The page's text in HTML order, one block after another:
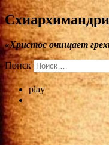
«Христос очищает
Поиск
play